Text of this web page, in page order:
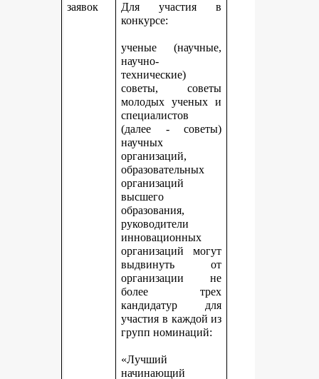
заявок
Для участия в
конкурсе:
ученые (научные,
научно-
технические)
советы, советы
молодых ученых и
специалистов
(далее - советы)
научных
организаций,
образовательных
организаций
высшего
образования,
руководители
инновационных
организаций могут
выдвинуть от
организации не
более трех
кандидатур для
участия в каждой из
групп номинаций:
«Лучший
начинающий